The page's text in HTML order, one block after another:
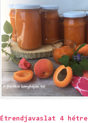
Étrendjavaslat 4 hétre